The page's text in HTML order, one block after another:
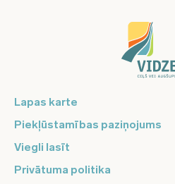
Lapas karte
Piekļūstamības paziņojums
Viegli lasīt
Privātuma politika